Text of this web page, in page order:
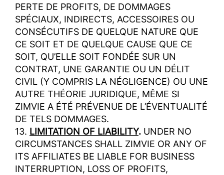
PERTE DE PROFITS, DE DOMMAGES
SPÉCIAUX, INDIRECTS, ACCESSOIRES OU
CONSÉCUTIFS DE QUELQUE NATURE QUE
CE SOIT ET DE QUELQUE CAUSE QUE CE
SOIT, QU’ELLE SOIT FONDÉE SUR UN
CONTRAT, UNE GARANTIE OU UN DÉLIT
CIVIL (Y COMPRIS LA NÉGLIGENCE) OU UNE
AUTRE THÉORIE JURIDIQUE, MÊME SI
ZIMVIE A ÉTÉ PRÉVENUE DE L’ÉVENTUALITÉ
DE TELS DOMMAGES.
13. LIMITATION OF LIABILITY. UNDER NO
CIRCUMSTANCES SHALL ZIMVIE OR ANY OF
ITS AFFILIATES BE LIABLE FOR BUSINESS
INTERRUPTION, LOSS OF PROFITS,